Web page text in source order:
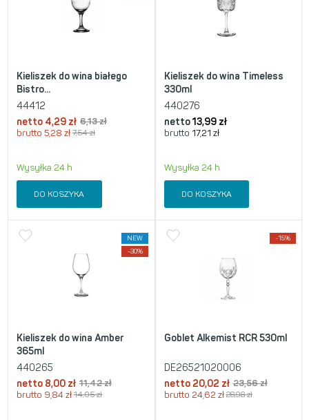
Kieliszek do wina białego
Bistro...
44412
netto 4,29 zł 6,13zł
brutto 5,28 zł 7,54zł
Wysyłka 24 h
DO KOSZYKA
Kieliszek do wina Timeless
330ml
440276
netto 13,99 zł
brutto 17,21 zł
Wysyłka 24 h
DO KOSZYKA
NEW
-30%
Kieliszek do wina Amber
365ml
440265
netto 8,00 zł 11,42zł
brutto 9,84 zł 14,05zł
-15%
Goblet Alkemist RCR 530ml
DE26521020006
netto 20,02 zł 23,56zł
brutto 24,62 zł 28,98zł